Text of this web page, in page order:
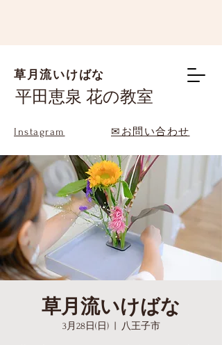
草月流いけばな
平田恵泉 花の教室
Instagram ✉お問い合わせ
草月流いけばな
3月28日(日)
  |
八王子市